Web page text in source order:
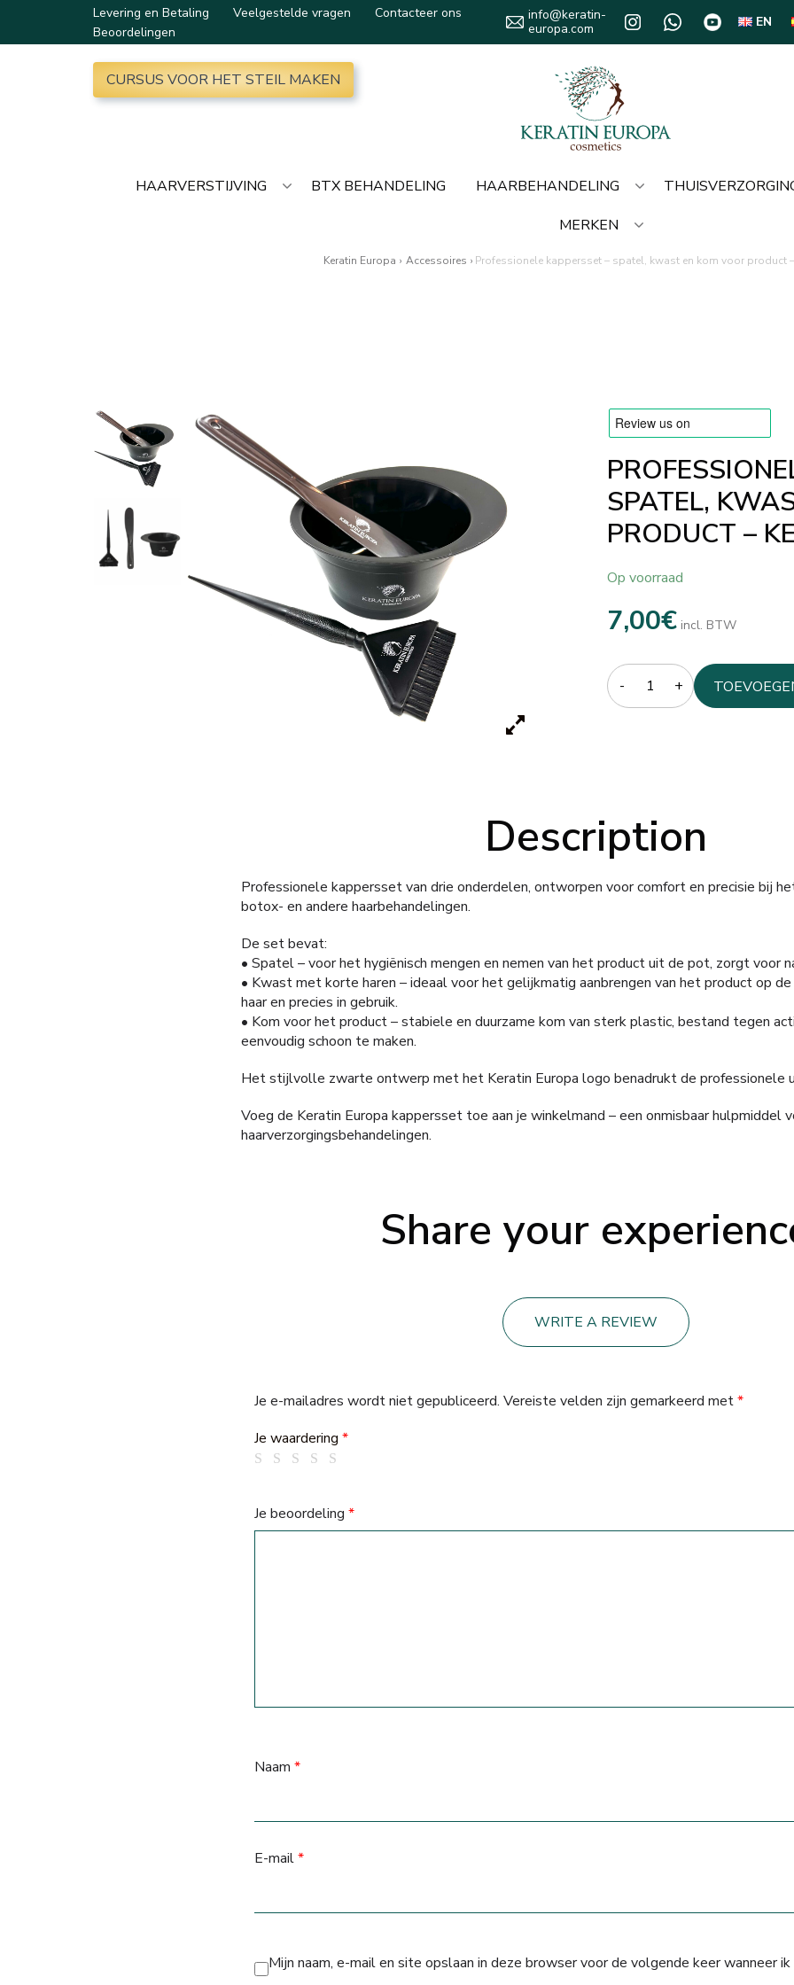
Levering en Betaling Veelgestelde vragen
Contacteer ons
Beoordelingen
info@keratin-
europa.com
EN
CURSUS VOOR HET STEIL MAKEN
HAARVERSTIJVING BTX BEHANDELING HAARBEHANDELING
MERKEN
Keratin Europa › Accessoires › Professionele kappersset – spatel, kwast en kom voor product
SPATEL,
PRODUCT –
Op voorraad
7,00€ incl. BTW
Quantity
Description
Professionele kappersset van drie onderdelen, ontworpen voor comfort en precisie bij
botox- en andere haarbehandelingen.
De set bevat:
• Spatel – voor het hygiënisch mengen en nemen van het product uit de pot, zorgt voor
• Kwast met korte haren – ideaal voor het gelijkmatig aanbrengen van het product op
haar en precies in gebruik.
• Kom voor het product – stabiele en duurzame kom van sterk plastic, bestand tegen
eenvoudig schoon te maken.
Het stijlvolle zwarte ontwerp met het Keratin Europa logo benadrukt de professionele
Voeg de Keratin Europa kappersset toe aan je winkelmand – een onmisbaar hulpmiddel
haarverzorgingsbehandelingen.
Share your
WRITE A REVIEW
Je e-mailadres wordt niet gepubliceerd. Vereiste velden zijn gemarkeerd met*
Je waardering *
Je beoordeling *
Naam *
E-mail*
Mijn naam, e-mail en site opslaan in deze browser voor de volgende keer wanneer